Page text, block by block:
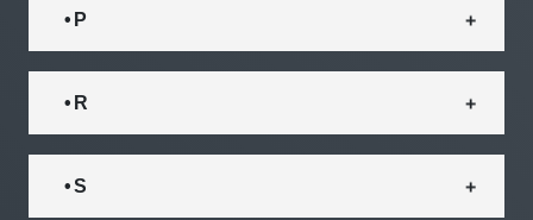
• P
• R
• S